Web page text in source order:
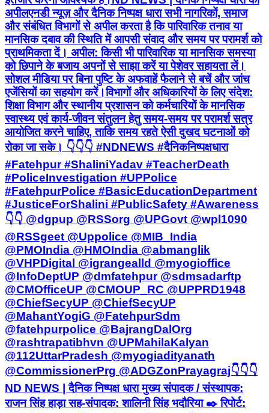
अपील ​एनडी न्यूज़ और दैनिक निष्पक्ष धारा सभी नागरिकों, समाज
और संबंधित विभागों से अपील करता है कि पारिवारिक तनाव या
मानसिक दबाव की स्थिति में आपसी संवाद और समय पर परामर्श को
प्राथमिकता दें। ​ अपील: किसी भी पारिवारिक या मानसिक समस्या
को छिपाने के बजाय अपनों से साझा करें या पेशेवर सहायता लें।
सोशल मीडिया पर बिना पुष्टि के अफवाहें फैलाने से बचें और जांच
एजेंसियों का सहयोग करें। ​विभागों और अधिकारियों के लिए संदेश:
शिक्षा विभाग और स्थानीय प्रशासन को कर्मचारियों के मानसिक
स्वास्थ्य एवं कार्य-जीवन संतुलन हेतु समय-समय पर परामर्श सत्र
आयोजित करने चाहिए, ताकि समय रहते ऐसी दुखद घटनाओं को
रोका जा सके। 👇👇👇 #NDNEWS #दैनिकनिष्पक्षधारा
#Fatehpur #ShaliniYadav #TeacherDeath
#PoliceInvestigation #UPPolice
#FatehpurPolice #BasicEducationDepartment
#JusticeForShalini #PublicSafety #Awareness
👇👇 @dgpup @RSSorg @UPGovt @wpl1090
@RSSgeet @Uppolice @MIB_India
@PMOIndia @HMOIndia @abmanglik
@VHPDigital @igrangealld @myogioffice
@InfoDeptUP @dmfatehpur @sdmsadarftp
@CMOfficeUP @CMOUP_RC @UPPRD1948
@ChiefSecyUP @ChiefSecyUP
@MahantYogiG @FatehpurSdm
@fatehpurpolice @BajrangDalOrg
@rashtrapatibhvn @UPMahilaKalyan
@112UttarPradesh @myogiadityanath
@CommissionerPrg @ADGZonPrayagraj ​👇👇👇 ​
ND NEWS | दैनिक निष्पक्ष धारा मुख्य संपादक / संस्थापक:
राजन सिंह हाड़ा सह-संपादक: शालिनी सिंह भदौरिया ✒️ रिपोर्ट: